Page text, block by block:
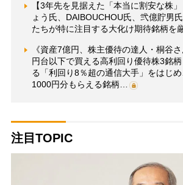
【3年先を見据えた「本当に割安な株
ょう氏、DAIBOUCHOU氏、弐億貯男
たちが特に注目する大化け期待銘柄を
《資産7億円、株主優待の達人・桐谷
円台以下で買える高利回り優待株3銘
る「利回り8％超の通信大手」をはじ
1000円分もらえる銘柄…
注目TOPIC